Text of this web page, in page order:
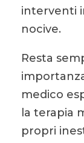
interventi
nocive.
Resta
medico
la terapia
propri